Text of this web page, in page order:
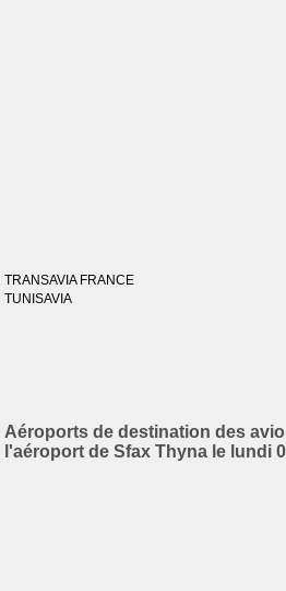
TRANSAVIA FRANCE
TUNISAVIA
Aéroports de destination des
l'aéroport de Sfax Thyna le lundi